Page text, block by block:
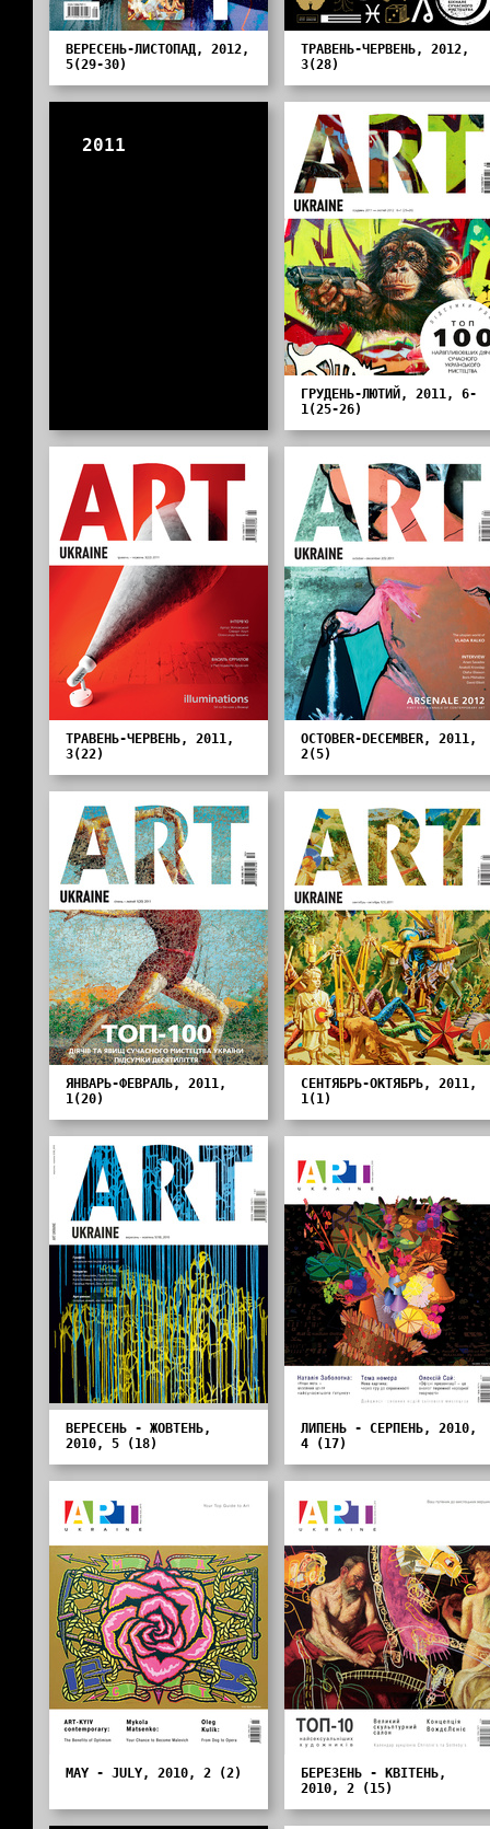
ВЕРЕСЕНЬ-ЛИСТОПАД, 2012,
5(29-30)
ТРАВЕНЬ-ЧЕРВЕНЬ, 2012,
3(28)
2011
ГРУДЕНЬ-ЛЮТИЙ, 2011, 6-
1(25-26)
ТРАВЕНЬ-ЧЕРВЕНЬ, 2011,
3(22)
OCTOBER-DECEMBER, 2011,
2(5)
ЯНВАРЬ-ФЕВРАЛЬ, 2011,
1(20)
СЕНТЯБРЬ-ОКТЯБРЬ, 2011,
1(1)
ВЕРЕСЕНЬ - ЖОВТЕНЬ,
2010, 5 (18)
ЛИПЕНЬ - СЕРПЕНЬ, 2010,
4 (17)
MAY - JULY, 2010, 2 (2)
БЕРЕЗЕНЬ - КВІТЕНЬ,
2010, 2 (15)